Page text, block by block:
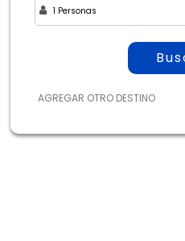
1 Personas
AGREGAR OTRO DESTINO